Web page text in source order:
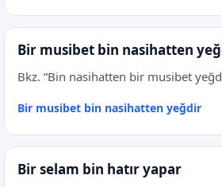
Bir musibet bin nasihatten
Bkz. “Bin nasihatten bir musibet
Bir musibet bin nasihatten yeğdir
Bir selam bin hatır yapar